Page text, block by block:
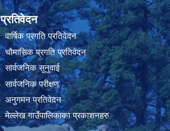
प्रतिवेदन
वार्षिक प्रगति प्रतिवेदन
चौमासिक प्रगति प्रतिवेदन
सार्वजनिक सुनुवाई
सार्वजनिक परीक्षण
अनुगमन प्रतिवेदन
मेल्लेख गाउँपालिकाका प्रकाशनहरु